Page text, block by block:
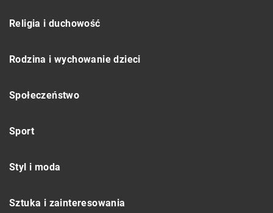
Religia i duchowość
Rodzina i wychowanie dzieci
Społeczeństwo
Sport
Styl i moda
Sztuka i zainteresowania